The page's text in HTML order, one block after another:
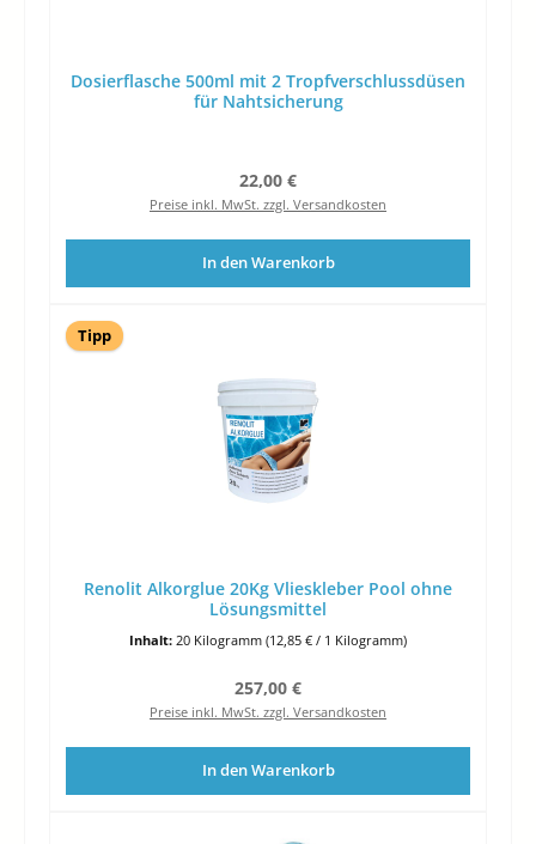
Dosierflasche 500ml mit 2 Tropfverschlussdüsen
für Nahtsicherung
Regulärer Preis:
22,00 €
Preise inkl. MwSt. zzgl. Versandkosten
In den Warenkorb
Tipp
Renolit Alkorglue 20Kg Vlieskleber Pool ohne
Lösungsmittel
Inhalt: 20 Kilogramm (12,85 € / 1 Kilogramm)
Regulärer Preis:
257,00 €
Preise inkl. MwSt. zzgl. Versandkosten
In den Warenkorb